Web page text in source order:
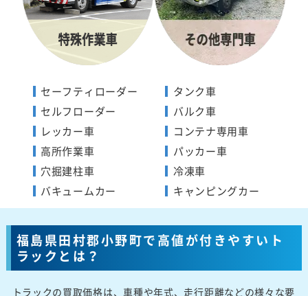
セーフティローダー
セルフローダー
レッカー車
高所作業車
穴掘建柱車
バキュームカー
タンク車
バルク車
コンテナ専用車
パッカー車
冷凍車
キャンピングカー
福島県田村郡小野町で高値が付きやすいト
ラックとは？
トラックの買取価格は、車種や年式、走行距離などの様々な要